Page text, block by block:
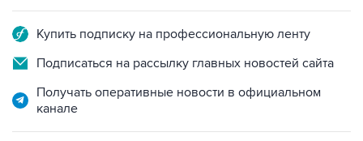
Купить подписку на профессиональную ленту
Подписаться на рассылку главных новостей сайта
Получать оперативные новости в официальном
канале